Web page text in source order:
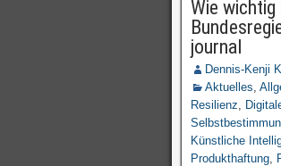
Wie
journal
Dennis-Kenji
Aktuelles,
Resilienz,
Künstliche
Produkthaftung,